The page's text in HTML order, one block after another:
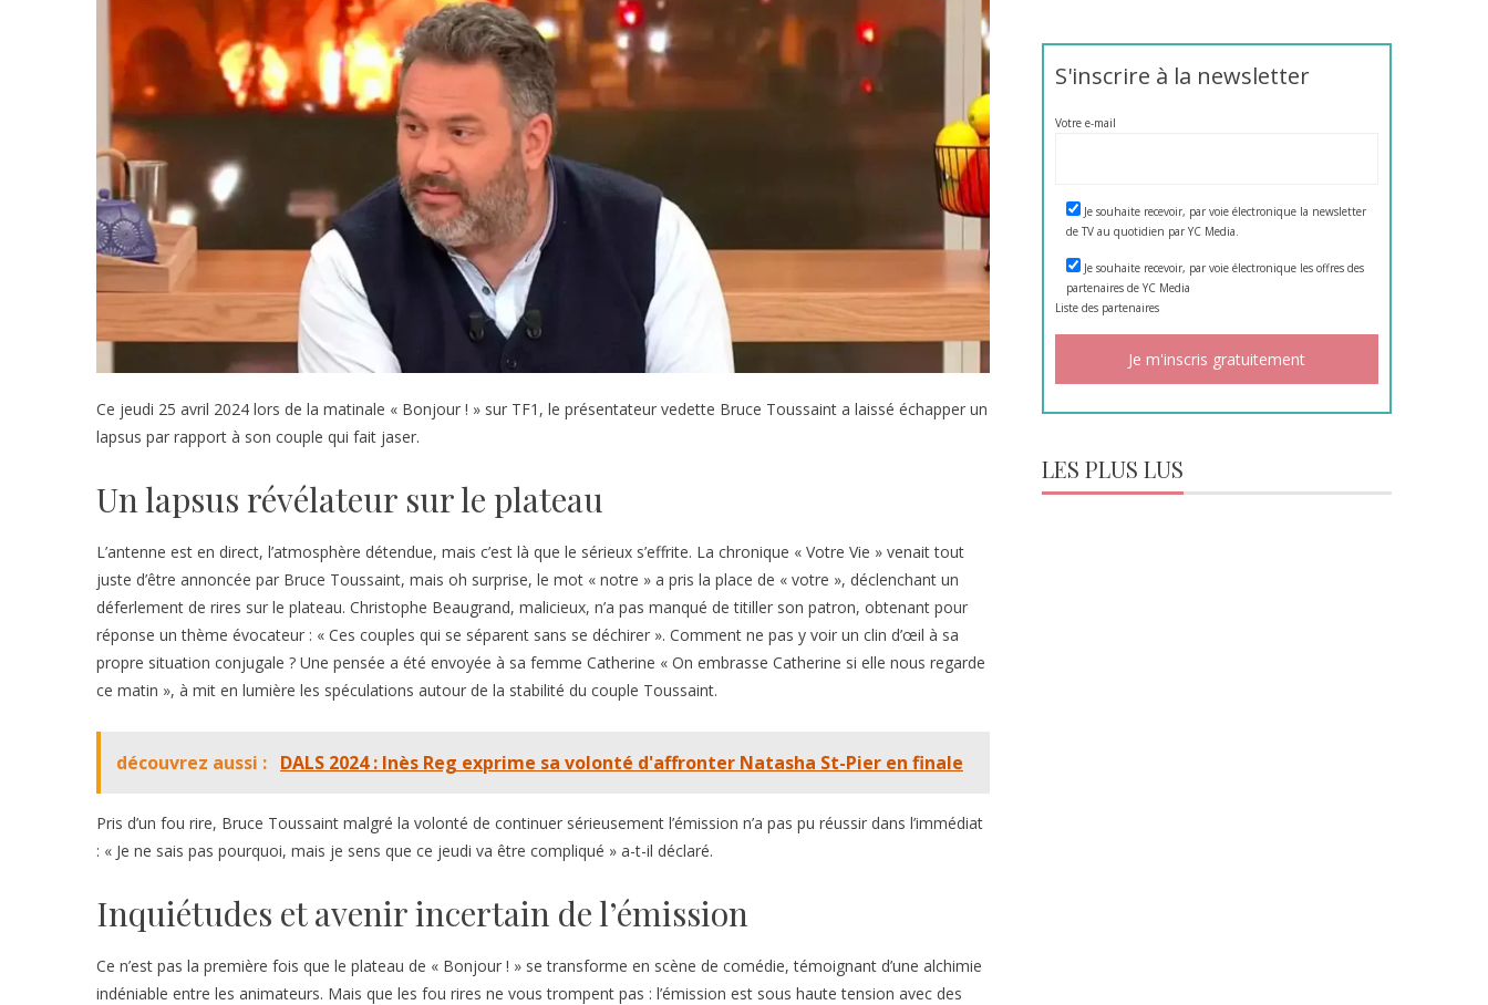
Ce jeudi 25 avril 2024 lors de la matinale « Bonjour ! » sur TF1, le présentateur vedette Bruce Toussaint a laissé échapper un
lapsus par rapport à son couple qui fait jaser.
Un lapsus révélateur sur le plateau
L’antenne est en direct, l’atmosphère détendue, mais c’est là que le sérieux s’effrite. La chronique « Votre Vie » venait tout
juste d’être annoncée par Bruce Toussaint, mais oh surprise, le mot « notre » a pris la place de « votre », déclenchant un
déferlement de rires sur le plateau. Christophe Beaugrand, malicieux, n’a pas manqué de titiller son patron, obtenant pour
réponse un thème évocateur : « Ces couples qui se séparent sans se déchirer ». Comment ne pas y voir un clin d’œil à sa
propre situation conjugale ? Une pensée a été envoyée à sa femme Catherine « On embrasse Catherine si elle nous regarde
ce matin », à mit en lumière les spéculations autour de la stabilité du couple Toussaint.
découvrez aussi : DALS 2024 : Inès Reg exprime sa volonté d'affronter Natasha St-Pier en finale
Pris d’un fou rire, Bruce Toussaint malgré la volonté de continuer sérieusement l’émission n’a pas pu réussir dans l’immédiat
: « Je ne sais pas pourquoi, mais je sens que ce jeudi va être compliqué » a-t-il déclaré.
Inquiétudes et avenir incertain de l’émission
Ce n’est pas la première fois que le plateau de « Bonjour ! » se transforme en scène de comédie, témoignant d’une alchimie
indéniable entre les animateurs. Mais que les fou rires ne vous trompent pas : l’émission est sous haute tension avec des
S'inscrire à la newsletter
Votre e-mail
Je souhaite recevoir, par voie électronique la newsletter
de TV au quotidien par YC Media.
Je souhaite recevoir, par voie électronique les offres des
partenaires de YC Media
Liste des partenaires
LES PLUS LUS